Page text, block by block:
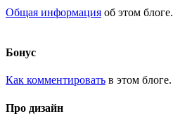
Общая информация об этом блоге.
Бонус
Как комментировать в этом блоге.
Про дизайн